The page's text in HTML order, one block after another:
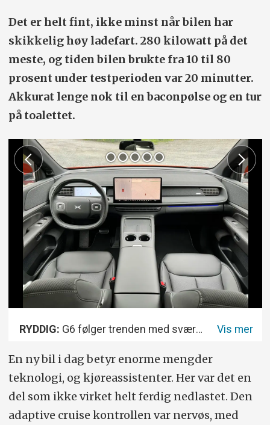
Det er helt fint, ikke minst når bilen har
skikkelig høy ladefart. 280 kilowatt på det
meste, og tiden bilen brukte fra 10 til 80
prosent under testperioden var 20 minutter.
Akkurat lenge nok til en baconpølse og en tur
på toalettet.
RYDDIG: G6 følger trenden med svært et svært minimalistisk interiør. Her er det fraværet av brytere og knapper påfallende.
En ny bil i dag betyr enorme mengder
teknologi, og kjøreassistenter. Her var det en
del som ikke virket helt ferdig nedlastet. Den
adaptive cruise kontrollen var nervøs, med